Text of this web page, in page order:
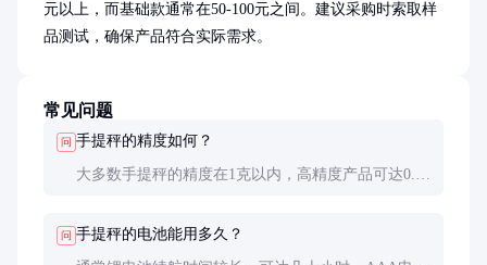
元以上，而基础款通常在50-100元之间。建议采购时索取样
品测试，确保产品符合实际需求。
常见问题
问 手提秤的精度如何？
大多数手提秤的精度在1克以内，高精度产品可达0.1
问 手提秤的电池能用多久？